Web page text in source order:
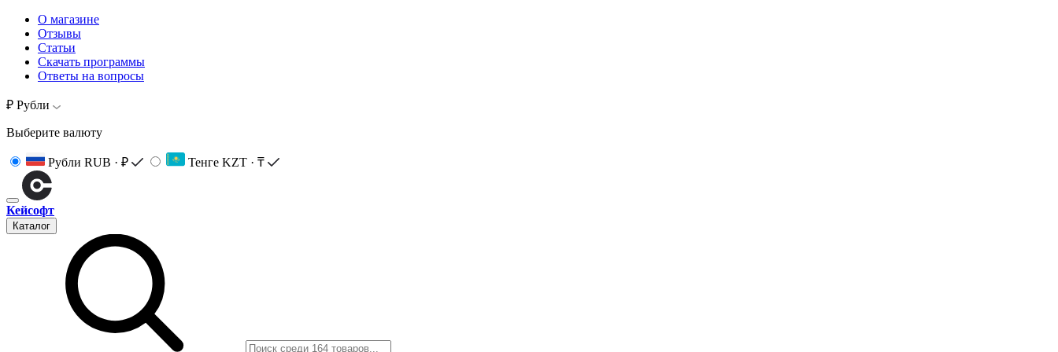
О магазине
Отзывы
Статьи
Скачать программы
Ответы на вопросы
₽ Рубли
Выберите валюту
Рубли RUB · ₽ Тенге KZT · ₸
Кейсофт
Каталог